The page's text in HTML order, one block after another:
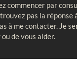
commencer par
trouvez pas la
à me contacter. Je
de vous aider.